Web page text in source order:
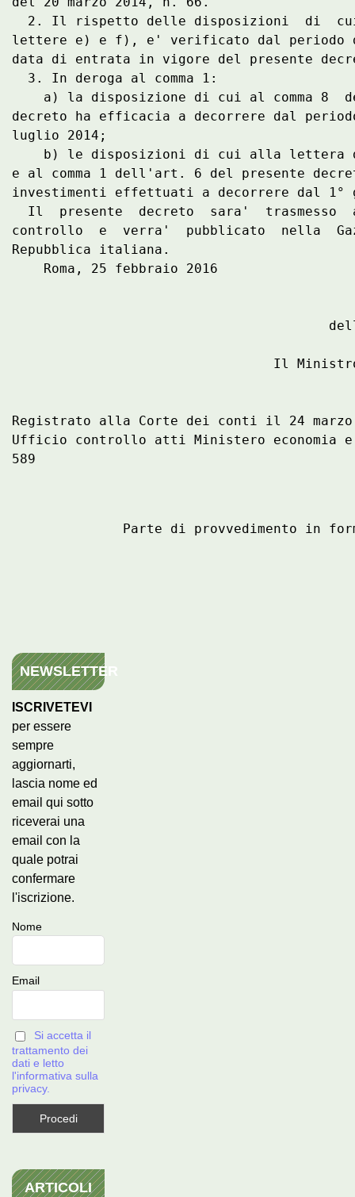
2. Il rispetto delle disposizioni  di
lettere e) e f), e' verificato dal periodo
data di entrata in vigore del presente
  3. In deroga al comma 1:
a) la disposizione di cui al comma 8
decreto ha efficacia a decorrere dal
luglio 2014;
b) le disposizioni di cui alla lettera
e al comma 1 dell'art. 6 del presente
investimenti effettuati a decorrere dal 1°
Il  presente  decreto  sara'  trasmesso
controllo  e  verra'  pubblicato  nella
Repubblica italiana.
    Roma, 25 febbraio 2016
Il
Registrato alla Corte dei conti il 24
Ufficio controllo atti Ministero economia
NEWSLETTER
ISCRIVETEVI
per essere
sempre
aggiornarti,
lascia nome ed
email qui sotto
riceverai una
email con la
quale potrai
confermare
l'iscrizione.
Nome
Email
Si accetta il
trattamento dei
dati e letto
l'informativa sulla
privacy.
ARTICOLI